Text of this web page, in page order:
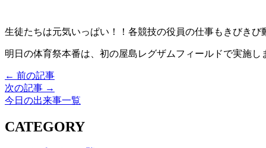
生徒たちは元気いっぱい！！各競技の役員の仕事もきびきび
明日の体育祭本番は、初の屋島レグザムフィールドで実施し
← 前の記事
次の記事 →
今日の出来事一覧
CATEGORY